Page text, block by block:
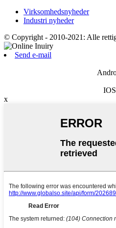
Virksomhedsnyheder
Industri nyheder
© Copyright - 2010-2021: Alle
Send e-mail
IOS
x